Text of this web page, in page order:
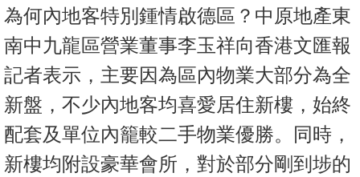
冊
關
於
們
為何內地客特別鍾情啟德區？中原地產東
南中九龍區營業董事李玉祥向香港文匯報
記者表示，主要因為區內物業大部分為全
新盤，不少內地客均喜愛居住新樓，始終
配套及單位內籠較二手物業優勝。同時，
新樓均附設豪華會所，對於部分剛到埗的